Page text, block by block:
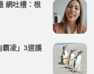
網吐槽：根
霸凌」3道護